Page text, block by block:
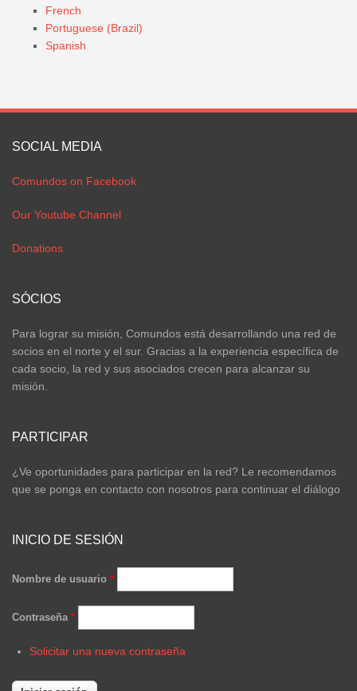
French
Portuguese (Brazil)
Spanish
SOCIAL MEDIA
Comundos on Facebook
Our Youtube Channel
Donations
SÓCIOS
Para lograr su misión, Comundos está desarrollando una red de
socios en el norte y el sur. Gracias a la experiencia específica de
cada socio, la red y sus asociados crecen para alcanzar su
misión.
PARTICIPAR
¿Ve oportunidades para participar en la red? Le recomendamos
que se ponga en contacto con nosotros para continuar el diálogo
INICIO DE SESIÓN
Nombre de usuario *
Contraseña *
Solicitar una nueva contraseña